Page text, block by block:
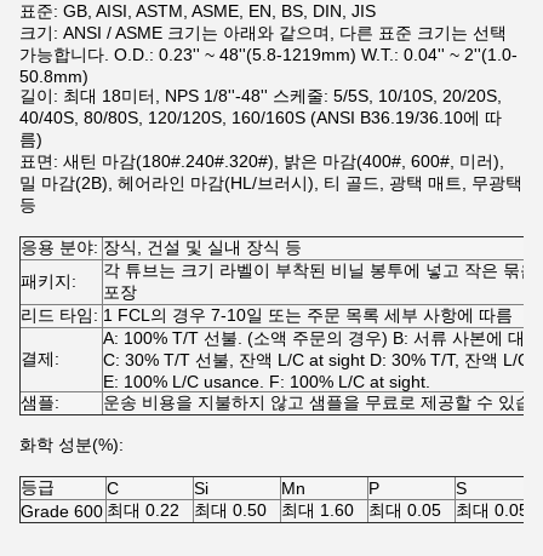
표준: GB, AISI, ASTM, ASME, EN, BS, DIN, JIS
크기: ANSI / ASME 크기는 아래와 같으며, 다른 표준 크기는 선택
가능합니다. O.D.: 0.23'' ~ 48''(5.8-1219mm) W.T.: 0.04'' ~ 2''(1.0-
50.8mm)
길이: 최대 18미터, NPS 1/8''-48'' 스케줄: 5/5S, 10/10S, 20/20S,
40/40S, 80/80S, 120/120S, 160/160S (ANSI B36.19/36.10에 따
름)
표면: 새틴 마감(180#.240#.320#), 밝은 마감(400#, 600#, 미러),
밀 마감(2B), 헤어라인 마감(HL/브러시), 티 골드, 광택 매트, 무광택
등
응용 분야: 장식, 건설 및 실내 장식 등
패키지:
각 튜브는 크기 라벨이 부착된 비닐 봉투에 넣고 작은 묶
포장
리드 타임: 1 FCL의 경우 7-10일 또는 주문 목록 세부 사항에 따름
결제:
A: 100% T/T 선불. (소액 주문의 경우) B: 서류 사본에 대
C: 30% T/T 선불, 잔액 L/C at sight D: 30% T/T, 잔액 L/C
E: 100% L/C usance. F: 100% L/C at sight.
샘플:
운송 비용을 지불하지 않고 샘플을 무료로 제공할 수 있습
화학 성분(%):
등급 C Si Mn P
S
Grade 600 최대 0.22 최대 0.50 최대 1.60 최대 0.05 최대 0.05